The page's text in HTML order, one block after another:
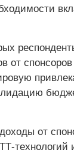
от
от